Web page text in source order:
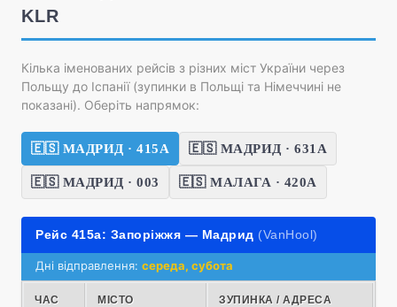
KLR
Кілька іменованих рейсів з різних міст України через
Польщу до Іспанії (зупинки в Польщі та Німеччині не
показані). Оберіть напрямок:
🇪🇸 МАДРИД · 415А 🇪🇸 МАДРИД · 631А
🇪🇸 МАДРИД · 003 🇪🇸 МАЛАГА · 420А
Рейс 415а: Запоріжжя — Мадрид (VanHool)
Дні відправлення: середа, субота
ЧАС МІСТО ЗУПИНКА / АДРЕСА